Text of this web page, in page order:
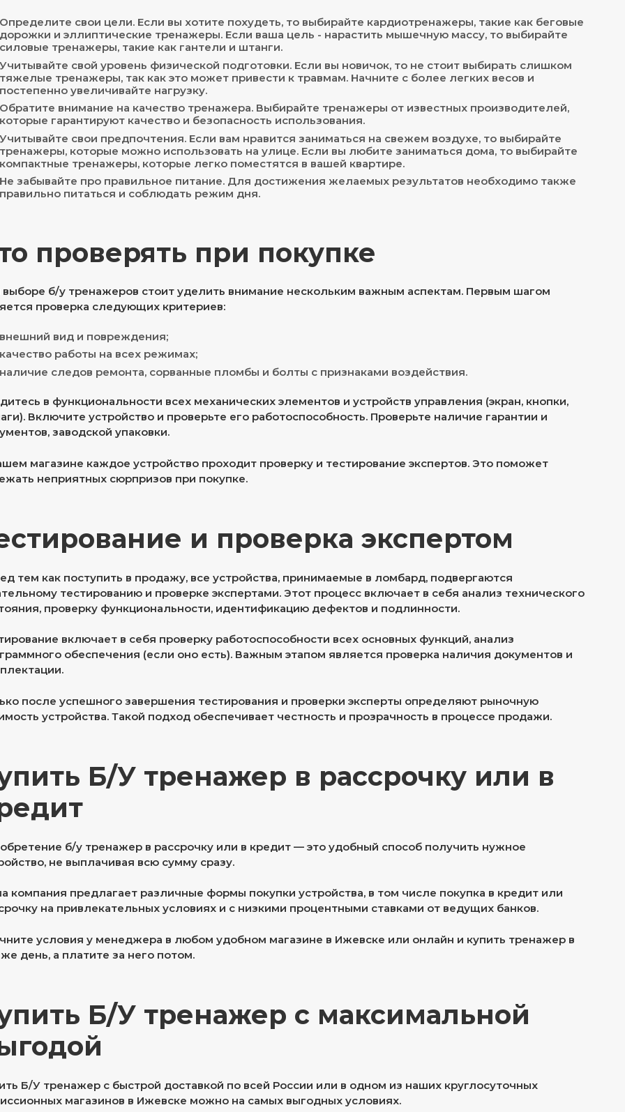
Определите свои цели. Если вы хотите похудеть, то выбирайте кардиотренажеры, такие как беговые
дорожки и эллиптические тренажеры. Если ваша цель - нарастить мышечную массу, то выбирайте
силовые тренажеры, такие как гантели и штанги.
Учитывайте свой уровень физической подготовки. Если вы новичок, то не стоит выбирать слишком
тяжелые тренажеры, так как это может привести к травмам. Начните с более легких весов и
постепенно увеличивайте нагрузку.
Обратите внимание на качество тренажера. Выбирайте тренажеры от известных производителей,
которые гарантируют качество и безопасность использования.
Учитывайте свои предпочтения. Если вам нравится заниматься на свежем воздухе, то выбирайте
тренажеры, которые можно использовать на улице. Если вы любите заниматься дома, то выбирайте
компактные тренажеры, которые легко поместятся в вашей квартире.
Не забывайте про правильное питание. Для достижения желаемых результатов необходимо также
правильно питаться и соблюдать режим дня.
проверять при покупке
выборе б/у тренажеров стоит уделить внимание нескольким важным аспектам. Первым шагом
проверка следующих критериев:
внешний вид и повреждения;
качество работы на всех режимах;
наличие следов ремонта, сорванные пломбы и болты с признаками воздействия.
в функциональности всех механических элементов и устройств управления (экран, кнопки,
Включите устройство и проверьте его работоспособность. Проверьте наличие гарантии и
заводской упаковки.
магазине каждое устройство проходит проверку и тестирование экспертов. Это поможет
неприятных сюрпризов при покупке.
и проверка экспертом
тем как поступить в продажу, все устройства, принимаемые в ломбард, подвергаются
тестированию и проверке экспертами. Этот процесс включает в себя анализ технического
проверку функциональности, идентификацию дефектов и подлинности.
включает в себя проверку работоспособности всех основных функций, анализ
обеспечения (если оно есть). Важным этапом является проверка наличия документов и
после успешного завершения тестирования и проверки эксперты определяют рыночную
устройства. Такой подход обеспечивает честность и прозрачность в процессе продажи.
Б/У тренажер в рассрочку или в
б/у тренажер в рассрочку или в кредит — это удобный способ получить нужное
не выплачивая всю сумму сразу.
компания предлагает различные формы покупки устройства, в том числе покупка в кредит или
на привлекательных условиях и с низкими процентными ставками от ведущих банков.
условия у менеджера в любом удобном магазине в Ижевске или онлайн и купить тренажер в
день, а платите за него потом.
Б/У тренажер с максимальной
Б/У тренажер с быстрой доставкой по всей России или в одном из наших круглосуточных
магазинов в Ижевске можно на самых выгодных условиях.